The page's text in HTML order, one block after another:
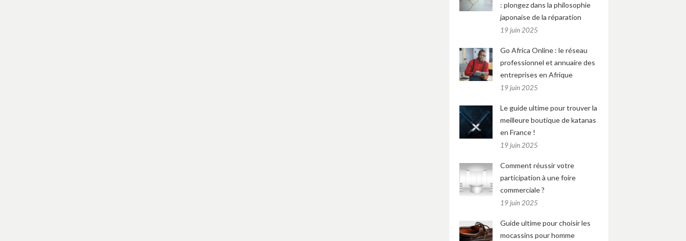
: plongez dans la philosophie
japonaise de la réparation
19 juin 2025
Go Africa Online : le réseau
professionnel et annuaire des
entreprises en Afrique
19 juin 2025
Le guide ultime pour trouver la
meilleure boutique de katanas
en France !
19 juin 2025
Comment réussir votre
participation à une foire
commerciale ?
19 juin 2025
Guide ultime pour choisir les
mocassins pour homme